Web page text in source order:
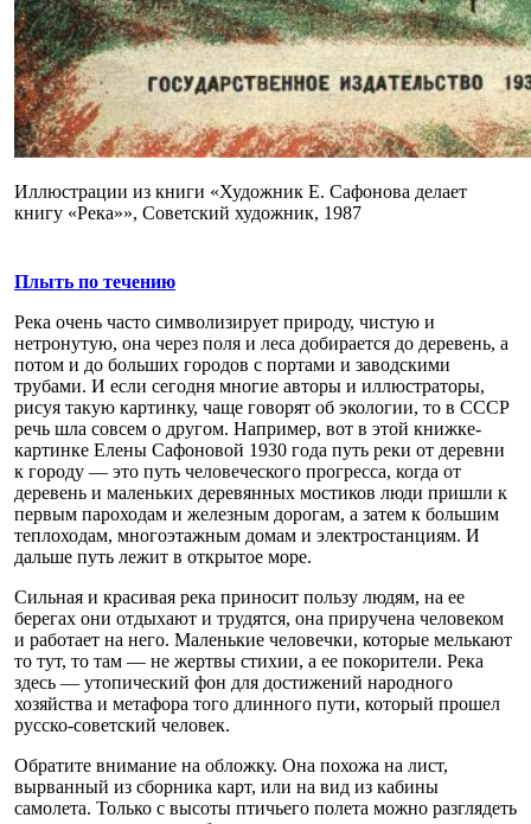
Иллюстрации из книги «Художник Е. Сафонова делает
книгу «Река»», Советский художник, 1987
Плыть по течению
Река очень часто символизирует природу, чистую и
нетронутую, она через поля и леса добирается до деревень, а
потом и до больших городов с портами и заводскими
трубами. И если сегодня многие авторы и иллюстраторы,
рисуя такую картинку, чаще говорят об экологии, то в СССР
речь шла совсем о другом. Например, вот в этой книжке-
картинке Елены Сафоновой 1930 года путь реки от деревни
к городу — это путь человеческого прогресса, когда от
деревень и маленьких деревянных мостиков люди пришли к
первым пароходам и железным дорогам, а затем к большим
теплоходам, многоэтажным домам и электростанциям. И
дальше путь лежит в открытое море.
Сильная и красивая река приносит пользу людям, на ее
берегах они отдыхают и трудятся, она приручена человеком
и работает на него. Маленькие человечки, которые мелькают
то тут, то там — не жертвы стихии, а ее покорители. Река
здесь — утопический фон для достижений народного
хозяйства и метафора того длинного пути, который прошел
русско-советский человек.
Обратите внимание на обложку. Она похожа на лист,
вырванный из сборника карт, или на вид из кабины
самолета. Только с высоты птичьего полета можно разглядеть